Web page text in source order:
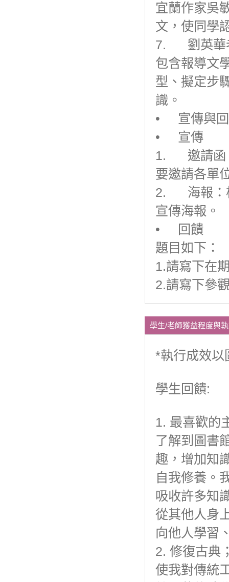
宜蘭作家吳
文，使同學
7. 劉英華老
包含報導文
型、擬定步
識。
• 宣傳與
• 宣傳
1. 邀請函
要邀請各單
2. 海報：根
宣傳海報。
• 回饋
題目如下：
1.請寫下在
2.請寫下參
學生/老師獲益程度與
*執行成效以
學生回饋:
1. 最喜歡的
了解到圖書
趣，增加知
自我修養。
吸收許多知
從其他人身
向他人學習
2. 修復古典
使我對傳統